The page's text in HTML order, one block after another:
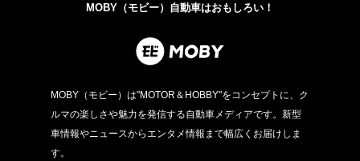
MOBY（モビー）自動車はおもしろい！
MOBY（モビー）は"MOTOR＆HOBBY"をコンセプトに、ク
ルマの楽しさや魅力を発信する自動車メディアです。新型
車情報やニュースからエンタメ情報まで幅広くお届けしま
す。